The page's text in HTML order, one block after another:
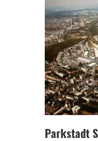
Parkstadt